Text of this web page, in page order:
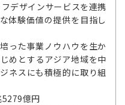
デザインサービスを連携
体験価値の提供を目指し
った事業ノウハウを生か
めとするアジア地域を中
ネスにも積極的に取り組
億円